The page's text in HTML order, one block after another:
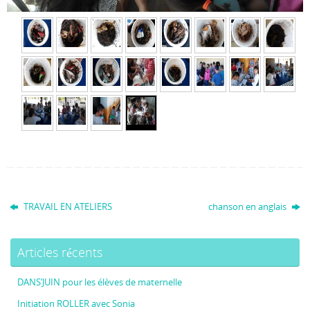
TRAVAIL EN ATELIERS chanson en anglais
Articles récents
DANS’JUIN pour les élèves de maternelle
Initiation ROLLER avec Sonia